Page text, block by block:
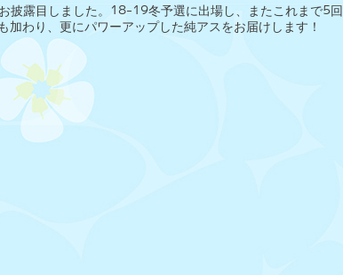
披露目しました。18-19冬予選に出場し、またこれまで5
わり、更にパワーアップした純アスをお届けします！